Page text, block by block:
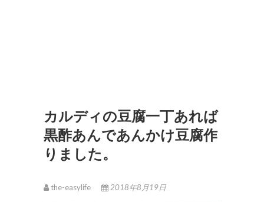
カルディの豆腐一丁あれば
黒酢あんであんかけ豆腐作
りました。
the-easylife 2018年8月19日